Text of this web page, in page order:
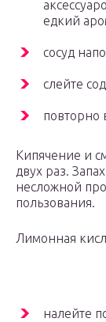
едкий
сосуд
слейте
повторно
Кипячение и
двух раз.
несложной
пользования.
Лимонная
налейте